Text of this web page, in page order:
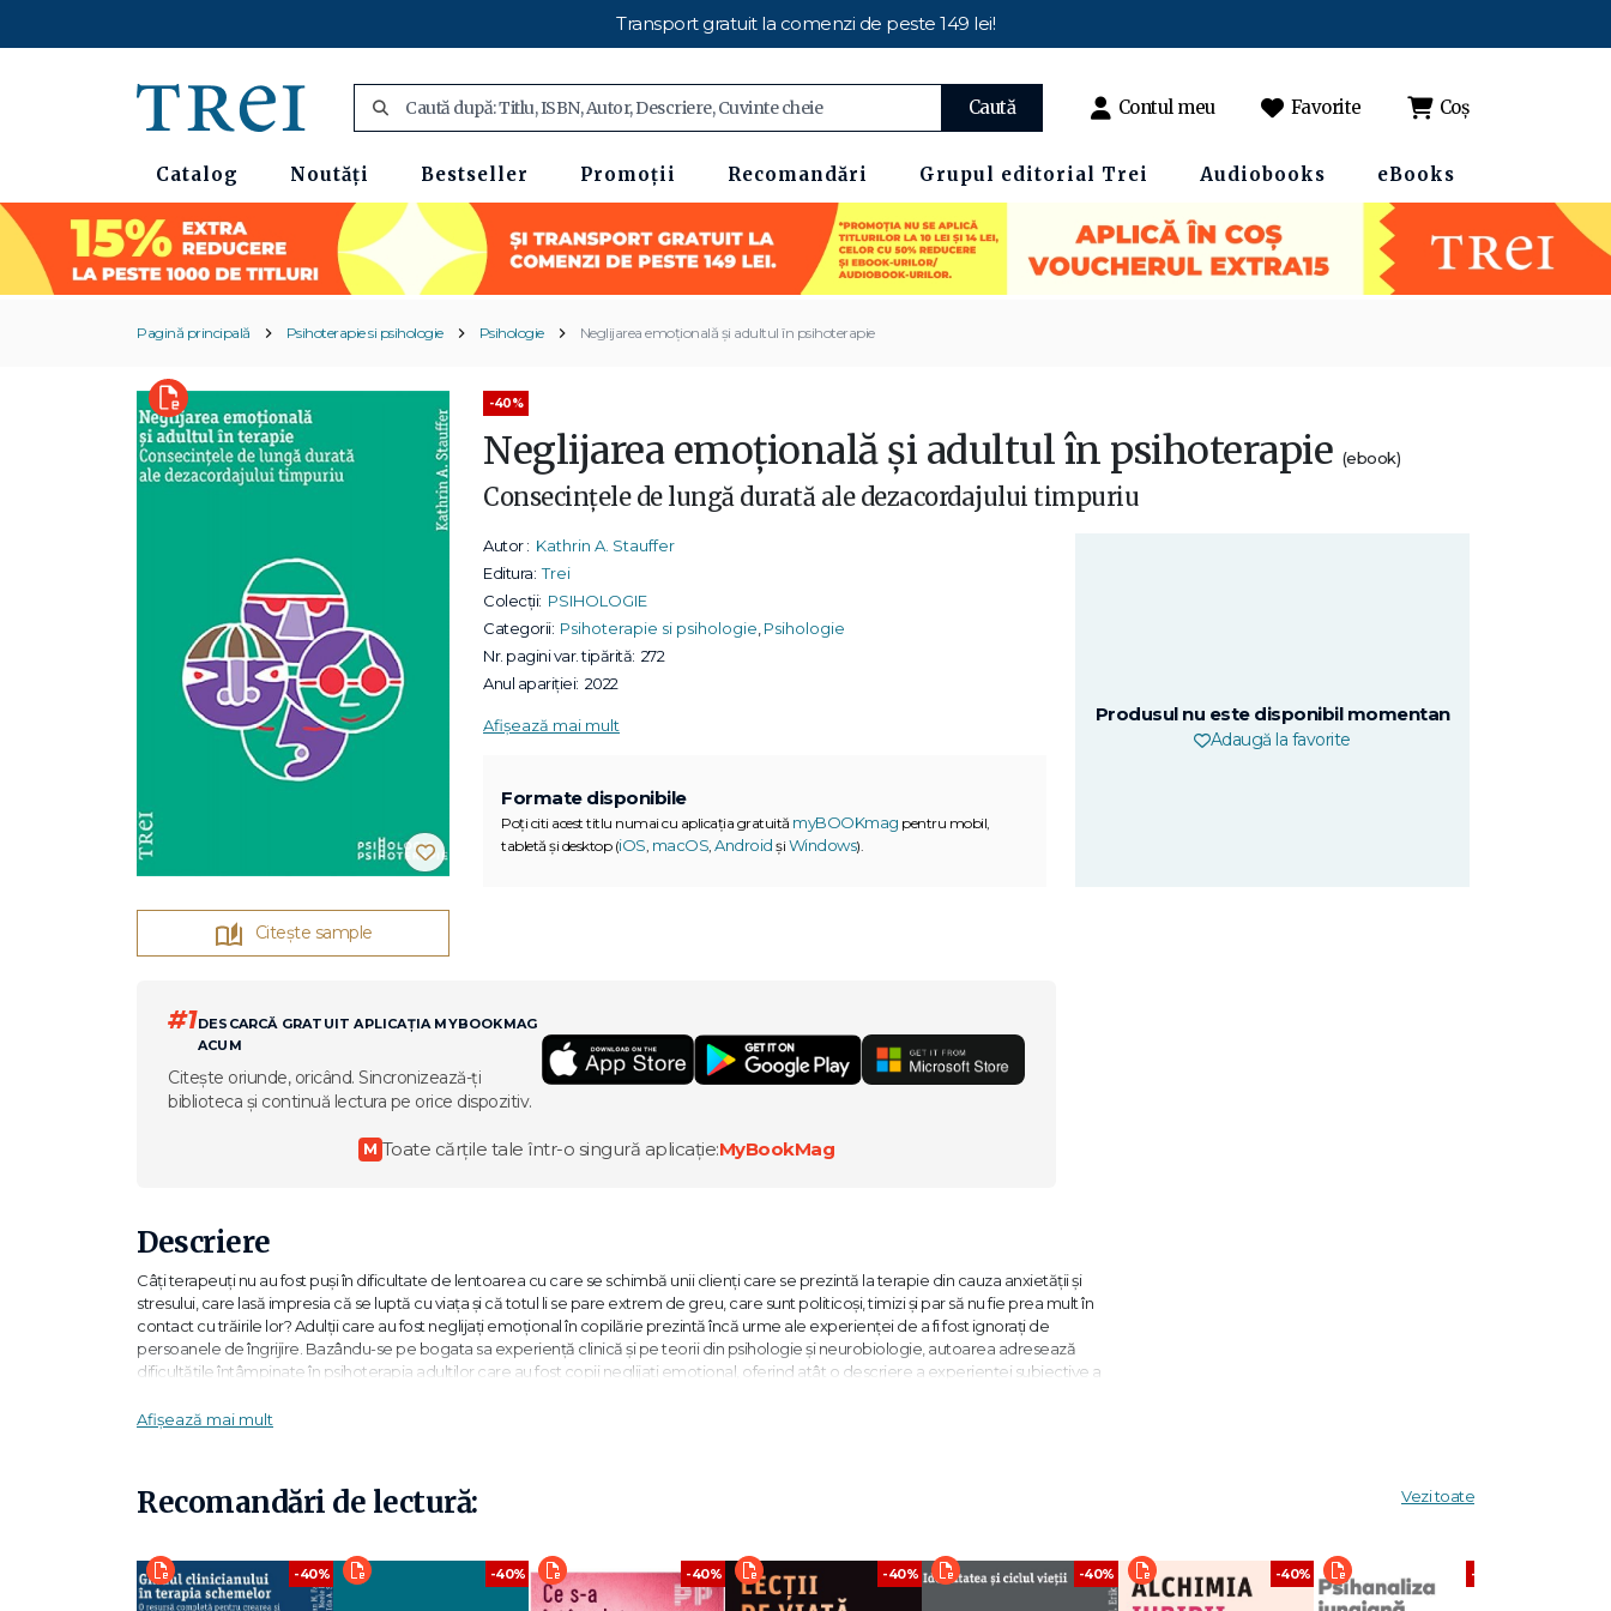
Transport gratuit la comenzi de peste 149 lei!
Caută Contul meu Favorite Coș
Catalog Noutăți Bestseller Promoții Recomandări Grupul editorial Trei Audiobooks eBooks
Pagină principală Psihoterapie si psihologie Psihologie Neglijarea emoțională și adultul în psihoterapie
Citește sample
-40%
Neglijarea emoțională și adultul în psihoterapie (ebook)
Consecințele de lungă durată ale dezacordajului timpuriu
Autor : Kathrin A. Stauffer
Editura: Trei
Colecții: PSIHOLOGIE
Categorii: Psihoterapie si psihologie Psihologie
Nr. pagini var. tipărită: 272
Anul apariției: 2022
Afișează mai mult
Formate disponibile
Poți citi acest titlu numai cu aplicația gratuită myBOOKmag pentru mobil,
tabletă și desktop (iOS, macOS, Android și Windows).
Produsul nu este disponibil momentan
Adaugă la favorite
#1DESCARCĂ GRATUIT APLICAȚIA MYBOOKMAG
ACUM
Citește oriunde, oricând. Sincronizează-ți
biblioteca și continuă lectura pe orice dispozitiv.
M Toate cărțile tale într-o singură aplicație:MyBookMag
Descriere
Câți terapeuți nu au fost puși în dificultate de lentoarea cu care se schimbă unii clienți care se prezintă la terapie din cauza anxietății și
stresului, care lasă impresia că se luptă cu viața și că totul li se pare extrem de greu, care sunt politicoși, timizi și par să nu fie prea mult în
contact cu trăirile lor? Adulții care au fost neglijați emoțional în copilărie prezintă încă urme ale experienței de a fi fost ignorați de
persoanele de îngrijire. Bazându-se pe bogata sa experiență clinică și pe teorii din psihologie și neurobiologie, autoarea adresează
dificultățile întâmpinate în psihoterapia adulților care au fost copii neglijați emoțional, oferind atât o descriere a experienței subiective a
mare, spontan sau impulsiv sunt, toate, extrem de periculoase pentru copiii neglijați, oricât de mult ar vrea să facă sau să fie aceste lucruri –
și invidiază oamenii care le au. E ușor de observat că această atitudine pe care o adoptă în mod intuitiv nu-i ajută cu nimic să-și
E dificil de lucrat cu Mortimer – de obicei e anxios când intră în cabinet și-i e greu să înceapă. Dacă aștept să vorbească el, anxietatea îi
crește rapid. Îmi simte tăcerea ca pe o pedeapsă și ca pe o presiune să aibă rezultate. Se simte rușinat de multe, dacă nu de majoritatea
Afișează mai mult
Recomandări de lectură: Vezi toate
-40% -40% -40% -40% -40% -40% -40%